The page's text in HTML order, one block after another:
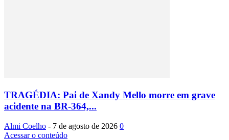
TRAGÉDIA: Pai de Xandy Mello morre em grave
acidente na BR-364,...
Almi Coelho - 7 de agosto de 2026 0
Acessar o conteúdo